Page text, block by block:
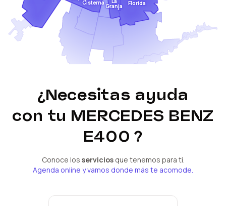
Cisterna La
Granja Florida
¿Necesitas ayuda
con tu MERCEDES BENZ
E400 ?
Conoce los servicios que tenemos para ti.
Agenda online y vamos donde más te acomode.